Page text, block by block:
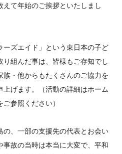
て年始のご挨拶といたしまし
ズエイド」という東日本の子ど
り組んだ事は、皆様もご存知でし
族・他からもたくさんのご協力を
げます。（活動の詳細はホーム
参照ください）
、一部の支援先の代表とお会い
故の当時は本当に大変で、平和